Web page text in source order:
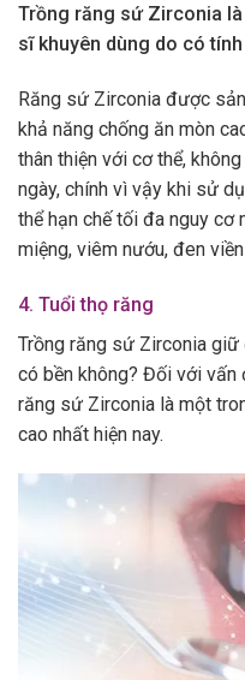
Trồng răng sứ Zirconia
sĩ khuyên dùng do có
Răng sứ Zirconia được
khả năng chống ăn mòn
thân thiện với cơ thể,
ngày, chính vì vậy khi sử
thể hạn chế tối đa nguy cơ
miệng, viêm nướu, đen
4. Tuổi thọ răng
Trồng răng sứ Zirconia
có bền không? Đối với vấn
răng sứ Zirconia là một
cao nhất hiện nay.